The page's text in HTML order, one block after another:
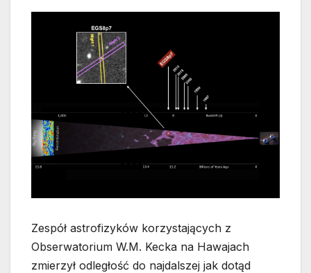
Zespół astrofizyków korzystających z
Obserwatorium W.M. Kecka na Hawajach
zmierzył odległość do najdalszej jak dotąd